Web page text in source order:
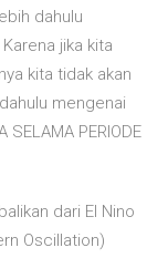
dahulu
jika kita
kita tidak akan
mengenai
SELAMA PERIODE
dari El Nino
Oscillation)